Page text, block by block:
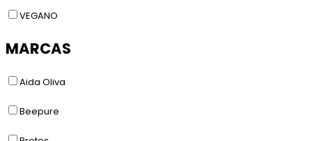
VEGANO
MARCAS
Aida Oliva
Beepure